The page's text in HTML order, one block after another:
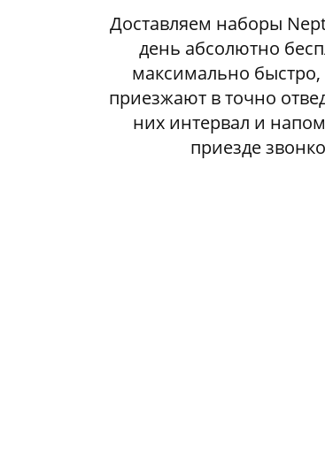
Доставляем наборы
день абсолютно
максимально быстро,
приезжают в точно
них интервал и
приезде